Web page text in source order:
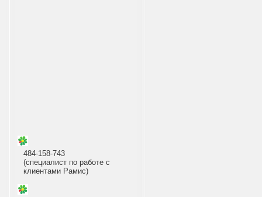
484-158-743
(специалист по работе с
клиентами Рамис)